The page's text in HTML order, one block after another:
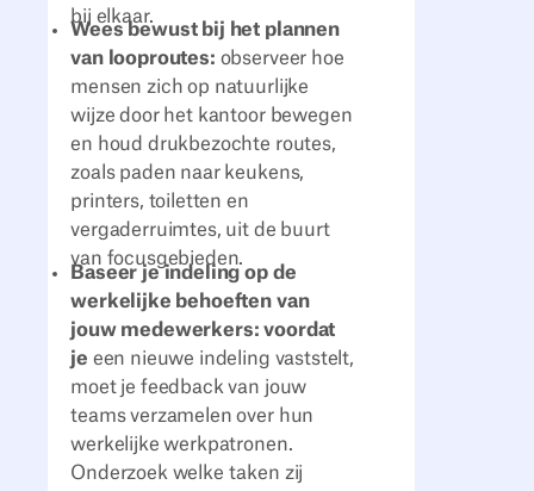
bij elkaar.
Wees bewust bij het plannen
van looproutes: observeer hoe
mensen zich op natuurlijke
wijze door het kantoor bewegen
en houd drukbezochte routes,
zoals paden naar keukens,
printers, toiletten en
vergaderruimtes, uit de buurt
van focusgebieden.
Baseer je indeling op de
werkelijke behoeften van
jouw medewerkers: voordat
je een nieuwe indeling vaststelt,
moet je feedback van jouw
teams verzamelen over hun
werkelijke werkpatronen.
Onderzoek welke taken zij